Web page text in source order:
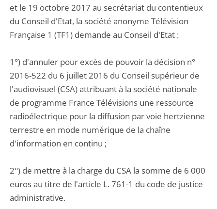
et le 19 octobre 2017 au secrétariat du contentieux
du Conseil d'Etat, la société anonyme Télévision
Française 1 (TF1) demande au Conseil d'Etat :
1°) d'annuler pour excès de pouvoir la décision n°
2016-522 du 6 juillet 2016 du Conseil supérieur de
l'audiovisuel (CSA) attribuant à la société nationale
de programme France Télévisions une ressource
radioélectrique pour la diffusion par voie hertzienne
terrestre en mode numérique de la chaîne
d'information en continu ;
2°) de mettre à la charge du CSA la somme de 6 000
euros au titre de l'article L. 761-1 du code de justice
administrative.